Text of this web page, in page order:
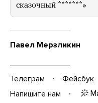
сказочный *******»
Павел Мерзликин
Телеграм Фейсбук
Напишите нам